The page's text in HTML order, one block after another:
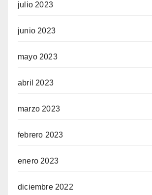
julio 2023
junio 2023
mayo 2023
abril 2023
marzo 2023
febrero 2023
enero 2023
diciembre 2022